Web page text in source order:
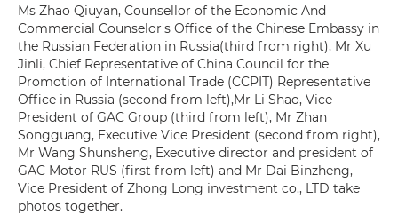
Ms Zhao Qiuyan, Counsellor of the Economic And
Commercial Counselor's Office of the Chinese Embassy in
the Russian Federation in Russia(third from right), Mr Xu
Jinli, Chief Representative of China Council for the
Promotion of International Trade (CCPIT) Representative
Office in Russia (second from left),Mr Li Shao, Vice
President of GAC Group (third from left), Mr Zhan
Songguang, Executive Vice President (second from right),
Mr Wang Shunsheng, Executive director and president of
GAC Motor RUS (first from left) and Mr Dai Binzheng,
Vice President of Zhong Long investment co., LTD take
photos together.